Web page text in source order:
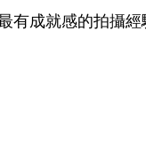
有成就感的拍攝經